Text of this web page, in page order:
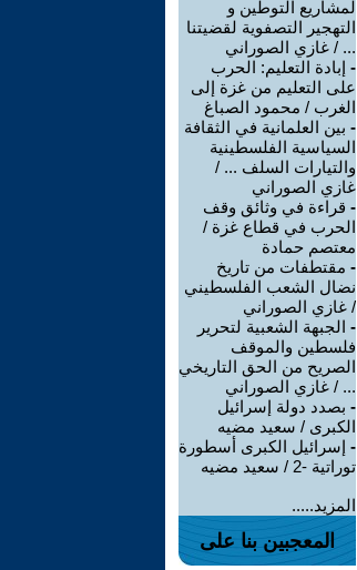
لمشاريع التوطين و
التهجير التصفوية لقضيتنا
... / غازي الصوراني
- إبادة التعليم: الحرب
على التعليم من غزة إلى
الغرب / محمود الصباغ
- بين العلمانية في الثقافة
السياسية الفلسطينية
والتيارات السلف ... /
غازي الصوراني
- قراءة في وثائق وقف
الحرب في قطاع غزة /
معتصم حمادة
- مقتطفات من تاريخ
نضال الشعب الفلسطيني
/ غازي الصوراني
- الجبهة الشعبية لتحرير
فلسطين والموقف
الصريح من الحق التاريخي
... / غازي الصوراني
- بصدد دولة إسرائيل
الكبرى / سعيد مضيه
- إسرائيل الكبرى أسطورة
توراتية -2 / سعيد مضيه
المزيد.....
المعجبين بنا على